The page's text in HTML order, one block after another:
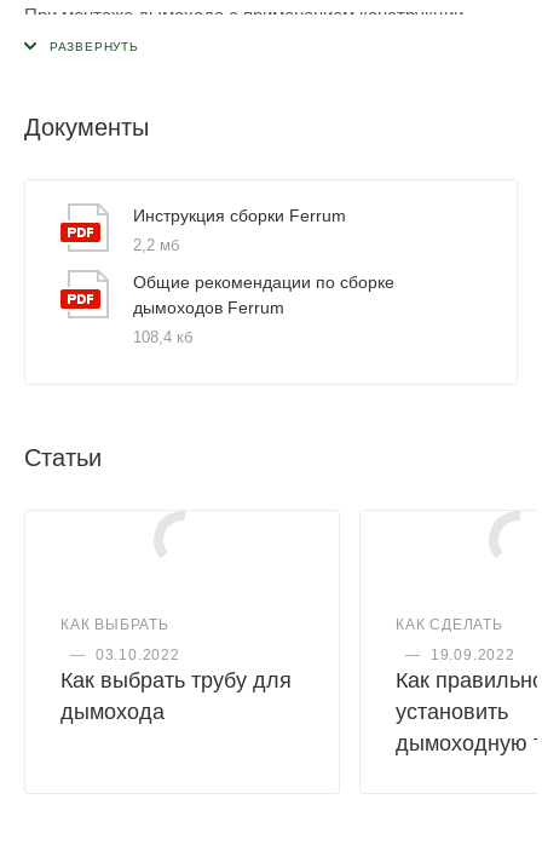
При монтаже дымохода с применением конструкции
Консоль + Монтажная площадка данные элементы
поддерживать большой вес конструкции (после поворотов
Документы
Инструкция сборки Ferrum
2,2 мб
Общие рекомендации по сборке
дымоходов Ferrum
108,4 кб
Статьи
КАК ВЫБРАТЬ
—
03.10.2022
Как выбрать трубу для
дымохода
КАК СДЕЛАТЬ
—
19.09.2022
Как
установить
дымоходную